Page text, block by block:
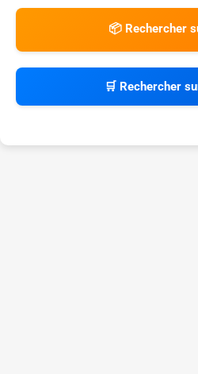
📦 Rechercher
🛒 Rechercher